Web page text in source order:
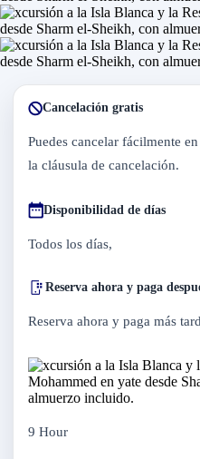
Cancelación gratis
Puedes cancelar fácilmente
la cláusula de cancelación.
Disponibilidad de días
Todos los días,
Reserva ahora y paga
Reserva ahora y paga más
9 Hour